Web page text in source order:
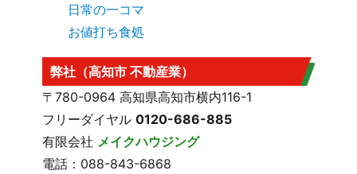
日常の一コマ
お値打ち食処
弊社（高知市 不動産業）
〒780-0964 高知県高知市横内116-1
フリーダイヤル0120-686-885
有限会社 メイクハウジング
電話：088-843-6868